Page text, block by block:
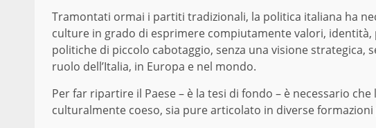
Tramontati ormai i partiti tradizionali, la politica italiana ha
culture in grado di esprimere compiutamente valori,
politiche di piccolo cabotaggio, senza una visione strategica,
ruolo dell’Italia, in Europa e nel mondo.
Per far ripartire il Paese – è la tesi di fondo – è necessario
culturalmente coeso, sia pure articolato in diverse